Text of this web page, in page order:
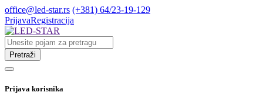
office@led-star.rs (+381) 64/23-19-129
PrijavaRegistracija
Pretraži
Prijava korisnika